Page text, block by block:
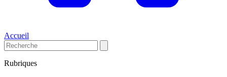
Accueil
Rubriques